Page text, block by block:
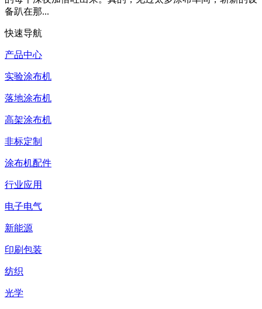
备趴在那...
快速导航
产品中心
实验涂布机
落地涂布机
高架涂布机
非标定制
涂布机配件
行业应用
电子电气
新能源
印刷包装
纺织
光学